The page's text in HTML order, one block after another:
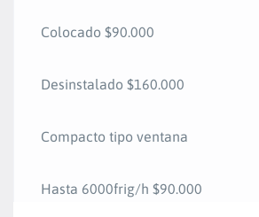
Colocado $90.000
Desinstalado $160.000
Compacto tipo ventana
Hasta 6000frig/h $90.000